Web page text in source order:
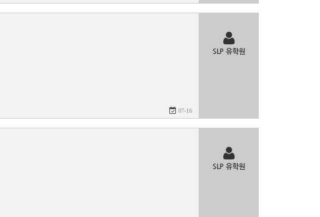
07-16
SLP 유학원
SLP 유학원